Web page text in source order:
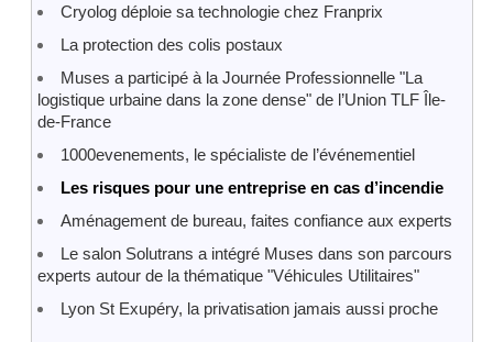
Cryolog déploie sa technologie chez Franprix
La protection des colis postaux
Muses a participé à la Journée Professionnelle "La
logistique urbaine dans la zone dense" de l’Union TLF Île-
de-France
1000evenements, le spécialiste de l’événementiel
Les risques pour une entreprise en cas d’incendie
Aménagement de bureau, faites confiance aux experts
Le salon Solutrans a intégré Muses dans son parcours
experts autour de la thématique "Véhicules Utilitaires"
Lyon St Exupéry, la privatisation jamais aussi proche